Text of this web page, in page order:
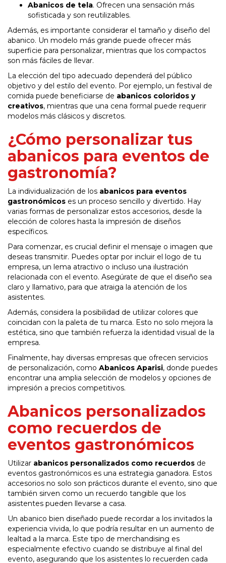
Abanicos de tela. Ofrecen una sensación más
sofisticada y son reutilizables.
Además, es importante considerar el tamaño y diseño del
abanico. Un modelo más grande puede ofrecer más
superficie para personalizar, mientras que los compactos
son más fáciles de llevar.
La elección del tipo adecuado dependerá del público
objetivo y del estilo del evento. Por ejemplo, un festival de
comida puede beneficiarse de abanicos coloridos y
creativos, mientras que una cena formal puede requerir
modelos más clásicos y discretos.
¿Cómo personalizar tus
abanicos para eventos de
gastronomía?
La individualización de los abanicos para eventos
gastronómicos es un proceso sencillo y divertido. Hay
varias formas de personalizar estos accesorios, desde la
elección de colores hasta la impresión de diseños
específicos.
Para comenzar, es crucial definir el mensaje o imagen que
deseas transmitir. Puedes optar por incluir el logo de tu
empresa, un lema atractivo o incluso una ilustración
relacionada con el evento. Asegúrate de que el diseño sea
claro y llamativo, para que atraiga la atención de los
asistentes.
Además, considera la posibilidad de utilizar colores que
coincidan con la paleta de tu marca. Esto no solo mejora la
estética, sino que también refuerza la identidad visual de la
empresa.
Finalmente, hay diversas empresas que ofrecen servicios
de personalización, como Abanicos Aparisi, donde puedes
encontrar una amplia selección de modelos y opciones de
impresión a precios competitivos.
Abanicos personalizados
como recuerdos de
eventos gastronómicos
Utilizar abanicos personalizados como recuerdos de
eventos gastronómicos es una estrategia ganadora. Estos
accesorios no solo son prácticos durante el evento, sino que
también sirven como un recuerdo tangible que los
asistentes pueden llevarse a casa.
Un abanico bien diseñado puede recordar a los invitados la
experiencia vivida, lo que podría resultar en un aumento de
lealtad a la marca. Este tipo de merchandising es
especialmente efectivo cuando se distribuye al final del
evento, asegurando que los asistentes lo recuerden cada